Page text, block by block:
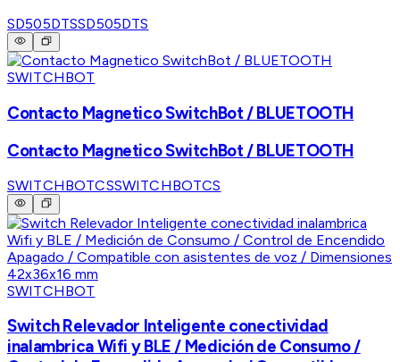
SD505DTSSD505DTS
SWITCHBOT
Contacto Magnetico SwitchBot / BLUETOOTH
Contacto Magnetico SwitchBot / BLUETOOTH
SWITCHBOTCSSWITCHBOTCS
SWITCHBOT
Switch Relevador Inteligente conectividad
inalambrica Wifi y BLE / Medición de Consumo /